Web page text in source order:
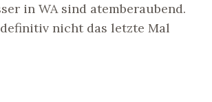
in WA sind atemberaubend.
nicht das letzte Mal